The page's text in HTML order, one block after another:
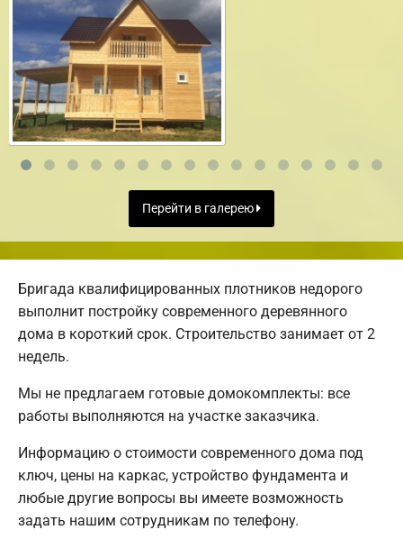
Перейти в галерею
Бригада квалифицированных плотников недорого
выполнит постройку современного деревянного
дома в короткий срок. Строительство занимает от 2
недель.
Мы не предлагаем готовые домокомплекты: все
работы выполняются на участке заказчика.
Информацию о стоимости современного дома под
ключ, цены на каркас, устройство фундамента и
любые другие вопросы вы имеете возможность
задать нашим сотрудникам по телефону.